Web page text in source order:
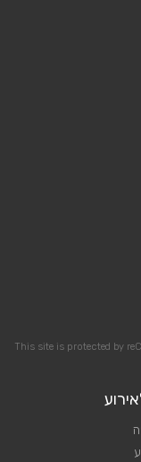
This site is protected by